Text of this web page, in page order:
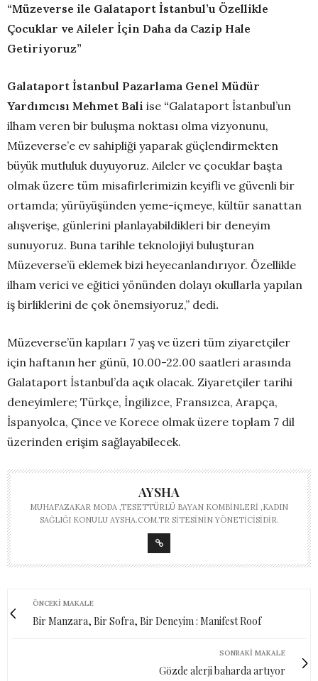
“Müzeverse ile Galataport İstanbul’u Özellikle
Çocuklar ve Aileler İçin Daha da Cazip Hale
Getiriyoruz”
Galataport İstanbul Pazarlama Genel Müdür
Yardımcısı Mehmet Bali ise “Galataport İstanbul’un
ilham veren bir buluşma noktası olma vizyonunu,
Müzeverse’e ev sahipliği yaparak güçlendirmekten
büyük mutluluk duyuyoruz. Aileler ve çocuklar başta
olmak üzere tüm misafirlerimizin keyifli ve güvenli bir
ortamda; yürüyüşünden yeme-içmeye, kültür sanattan
alışverişe, günlerini planlayabildikleri bir deneyim
sunuyoruz. Buna tarihle teknolojiyi buluşturan
Müzeverse’ü eklemek bizi heyecanlandırıyor. Özellikle
ilham verici ve eğitici yönünden dolayı okullarla yapılan
iş birliklerini de çok önemsiyoruz,” dedi.
Müzeverse’ün kapıları 7 yaş ve üzeri tüm ziyaretçiler
için haftanın her günü, 10.00-22.00 saatleri arasında
Galataport İstanbul’da açık olacak. Ziyaretçiler tarihi
deneyimlere; Türkçe, İngilizce, Fransızca, Arapça,
İspanyolca, Çince ve Korece olmak üzere toplam 7 dil
üzerinden erişim sağlayabilecek.
AYSHA
MUHAFAZAKAR MODA ,TESETTÜRLÜ BAYAN KOMBINLERI ,KADIN
SAĞLIĞI KONULU AYSHA.COM.TR SITESININ YÖNETICISIDIR.
ÖNCEKI MAKALE
Bir Manzara, Bir Sofra, Bir Deneyim : Manifest Roof
SONRAKI MAKALE
Gözde alerji baharda artıyor